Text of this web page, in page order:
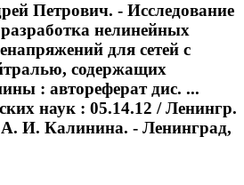
Петрович. - Исследование
нелинейных
для сетей с
содержащих
: автореферат дис. ...
наук : 05.14.12 / Ленингр.
И. Калинина. - Ленинград,